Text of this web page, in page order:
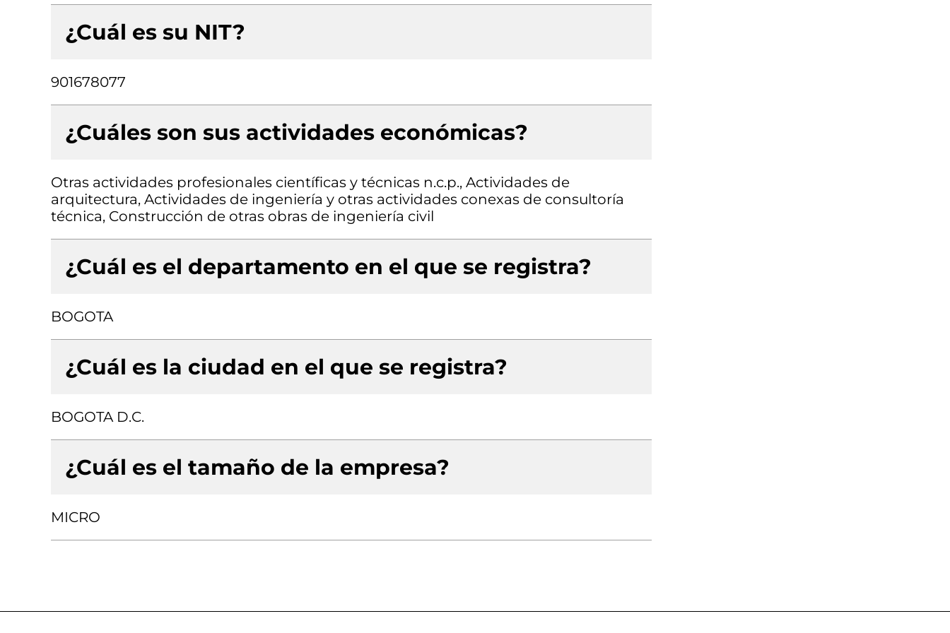
¿Cuál es su NIT?
901678077
¿Cuáles son sus actividades económicas?
Otras actividades profesionales científicas y técnicas n.c.p., Actividades de
arquitectura, Actividades de ingeniería y otras actividades conexas de consultoría
técnica, Construcción de otras obras de ingeniería civil
¿Cuál es el departamento en el que se registra?
BOGOTA
¿Cuál es la ciudad en el que se registra?
BOGOTA D.C.
¿Cuál es el tamaño de la empresa?
MICRO